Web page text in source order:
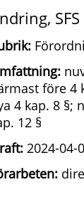
före 4
4 kap. 8 §;
12 §
2024-04-